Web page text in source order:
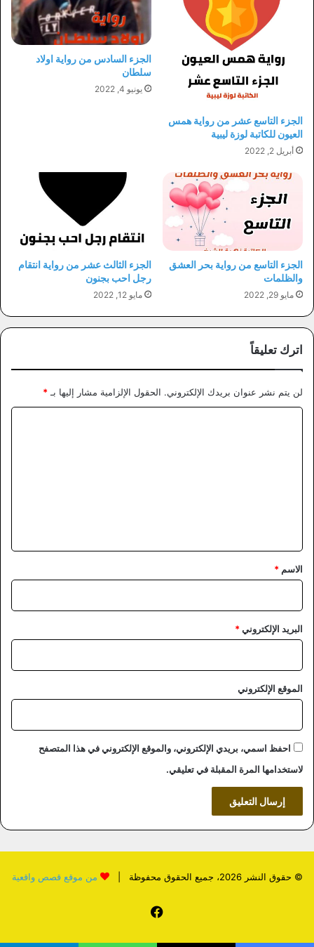
الجزء التاسع عشر من رواية همس
العيون للكاتبة لوزة ليبية
أبريل 2, 2022
الجزء السادس من رواية اولاد
سلطان
يونيو 4, 2022
الجزء التاسع من رواية بحر العشق
والظلمات
مايو 29, 2022
الجزء الثالث عشر من رواية انتقام
رجل احب بجنون
مايو 12, 2022
اترك تعليقاً
لن يتم نشر عنوان بريدك الإلكتروني. الحقول الإلزامية مشار إليها بـ*
*
الاسم *
البريد الإلكتروني*
الموقع الإلكتروني
احفظ اسمي، بريدي الإلكتروني، والموقع الإلكتروني في هذا المتصفح
لاستخدامها المرة المقبلة في تعليقي.
© حقوق النشر 2026، جميع الحقوق محفوظة | من موقع قصص واقعية